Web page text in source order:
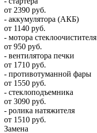
от 2390 руб.
- аккумулятора (АКБ)
от 1140 руб.
- мотора стеклоочистителя
от 950 руб.
- вентилятора печки
от 1710 руб.
- противотуманной фары
от 1550 руб.
- стеклоподъемника
от 3090 руб.
- ролика натяжителя
от 1510 руб.
Замена